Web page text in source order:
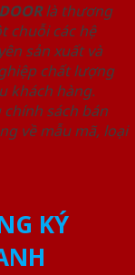
là thương
chuỗi các hệ
sản xuất và
chất lượng
khách hàng.
sách bán
về mẫu mã, loại
KÝ